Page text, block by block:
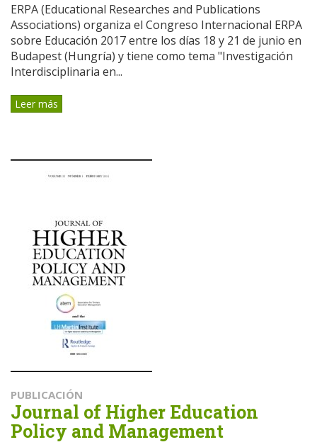
ERPA (Educational Researches and Publications
Associations) organiza el Congreso Internacional ERPA
sobre Educación 2017 entre los días 18 y 21 de junio en
Budapest (Hungría) y tiene como tema "Investigación
Interdisciplinaria en...
Leer más
PUBLICACIÓN
Journal of Higher Education
Policy and Management